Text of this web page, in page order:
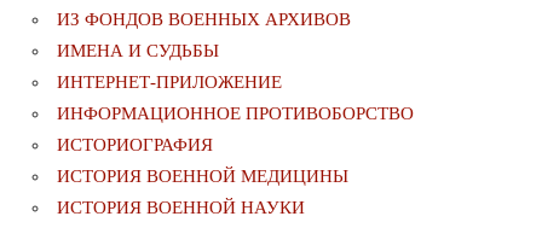
ИЗ ФОНДОВ ВОЕННЫХ АРХИВОВ
ИМЕНА И СУДЬБЫ
ИНТЕРНЕТ-ПРИЛОЖЕНИЕ
ИНФОРМАЦИОННОЕ ПРОТИВОБОРСТВО
ИСТОРИОГРАФИЯ
ИСТОРИЯ ВОЕННОЙ МЕДИЦИНЫ
ИСТОРИЯ ВОЕННОЙ НАУКИ